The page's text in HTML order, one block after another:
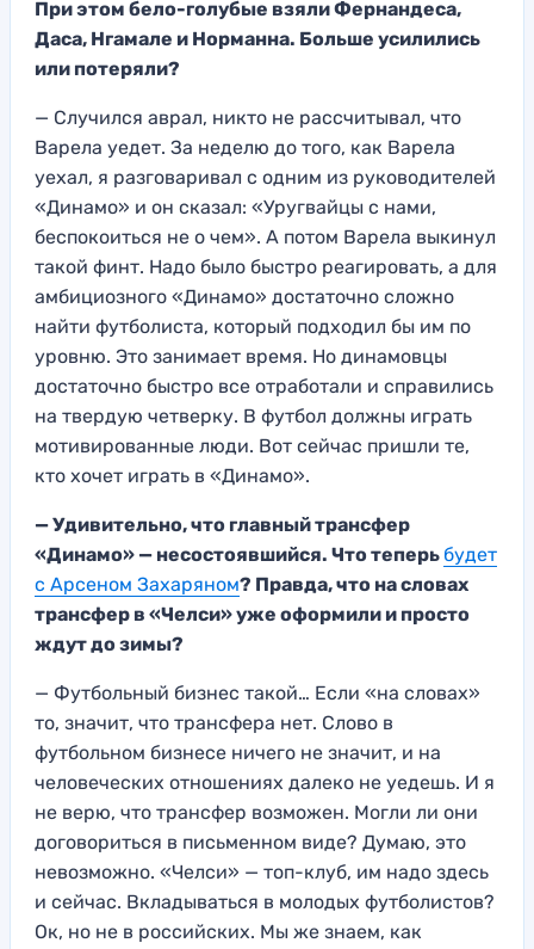
При этом бело-голубые взяли Фернандеса,
Даса, Нгамале и Норманна. Больше усилились
или потеряли?
— Случился аврал, никто не рассчитывал, что
Варела уедет. За неделю до того, как Варела
уехал, я разговаривал с одним из руководителей
«Динамо» и он сказал: «Уругвайцы с нами,
беспокоиться не о чем». А потом Варела выкинул
такой финт. Надо было быстро реагировать, а для
амбициозного «Динамо» достаточно сложно
найти футболиста, который подходил бы им по
уровню. Это занимает время. Но динамовцы
достаточно быстро все отработали и справились
на твердую четверку. В футбол должны играть
мотивированные люди. Вот сейчас пришли те,
кто хочет играть в «Динамо».
— Удивительно, что главный трансфер
«Динамо» — несостоявшийся. Что теперь будет
с Арсеном Захаряном? Правда, что на словах
трансфер в «Челси» уже оформили и просто
ждут до зимы?
— Футбольный бизнес такой… Если «на словах»
то, значит, что трансфера нет. Слово в
футбольном бизнесе ничего не значит, и на
человеческих отношениях далеко не уедешь. И я
не верю, что трансфер возможен. Могли ли они
договориться в письменном виде? Думаю, это
невозможно. «Челси» — топ-клуб, им надо здесь
и сейчас. Вкладываться в молодых футболистов?
Ок, но не в российских. Мы же знаем, как